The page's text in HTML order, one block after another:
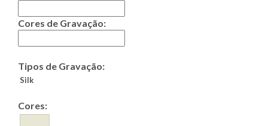
Cores de Gravação:
Tipos de Gravação:
Silk
Cores: